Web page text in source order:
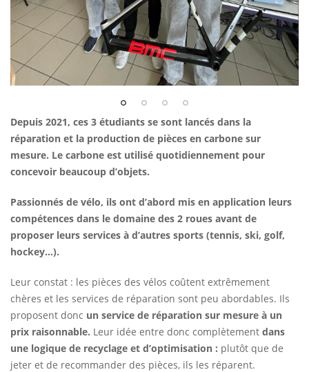
Depuis 2021, ces 3 étudiants se sont lancés dans la
réparation et la production de pièces en carbone sur
mesure. Le carbone est utilisé quotidiennement pour
concevoir beaucoup d’objets.
Passionnés de vélo, ils ont d’abord mis en application leurs
compétences dans le domaine des 2 roues avant de
proposer leurs services à d’autres sports (tennis, ski, golf,
hockey…).
Leur constat : les pièces des vélos coûtent extrêmement
chères et les services de réparation sont peu abordables. Ils
proposent donc un service de réparation sur mesure à un
prix raisonnable. Leur idée entre donc complètement dans
une logique de recyclage et d’optimisation : plutôt que de
jeter et de recommander des pièces, ils les réparent.